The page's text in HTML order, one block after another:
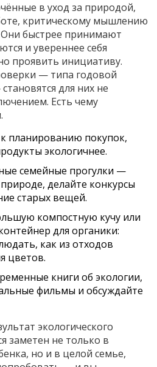
в уход за природой,
критическому мышлению
Они быстрее принимают
и увереннее себя
проявить инициативу.
— типа годовой
для них не
Есть чему
планированию покупок,
экологичнее.
семейные прогулки —
делайте конкурсы
старых вещей.
компостную кучу или
для органики:
как из отходов
цветов.
книги об экологии,
фильмы и обсуждайте
экологического
заметен не только в
но и в целой семье,